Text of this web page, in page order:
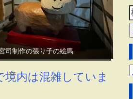
司制作の張り子の絵馬
内は混雑していま